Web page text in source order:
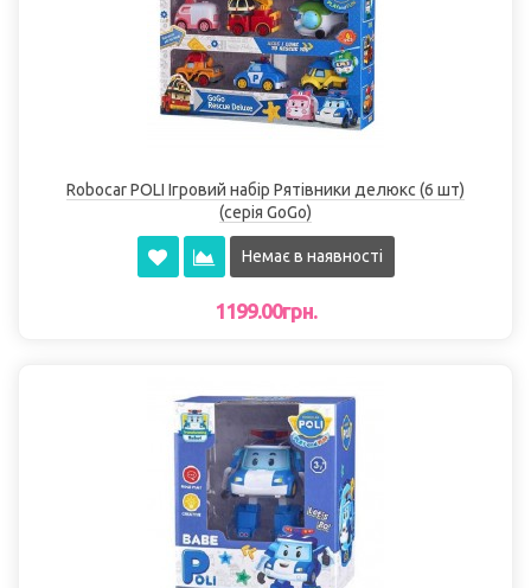
Robocar POLI Ігровий набір Рятівники делюкс (6 шт)
(серія GoGo)
Немає в наявності
1199.00грн.